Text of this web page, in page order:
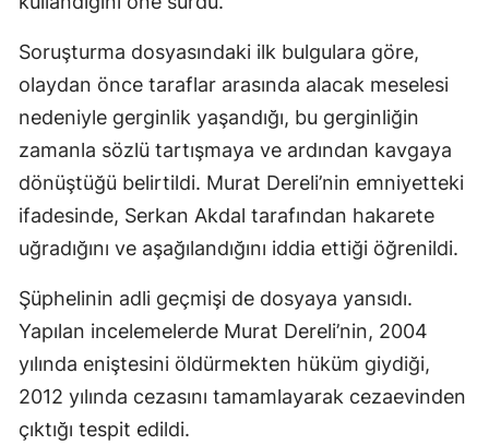
Soruşturma dosyasındaki ilk bulgulara göre,
olaydan önce taraflar arasında alacak meselesi
nedeniyle gerginlik yaşandığı, bu gerginliğin
zamanla sözlü tartışmaya ve ardından kavgaya
dönüştüğü belirtildi. Murat Dereli’nin emniyetteki
ifadesinde, Serkan Akdal tarafından hakarete
uğradığını ve aşağılandığını iddia ettiği öğrenildi.
Şüphelinin adli geçmişi de dosyaya yansıdı.
Yapılan incelemelerde Murat Dereli’nin, 2004
yılında eniştesini öldürmekten hüküm giydiği,
2012 yılında cezasını tamamlayarak cezaevinden
çıktığı tespit edildi.